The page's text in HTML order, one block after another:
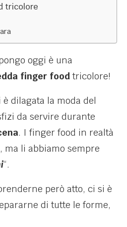
tricolore
oggi è una
finger food tricolore!
dilagata la moda del
da servire durante
. I finger food in realtà
ma li abbiamo sempre
“.
però atto, ci si è
di tutte le forme,